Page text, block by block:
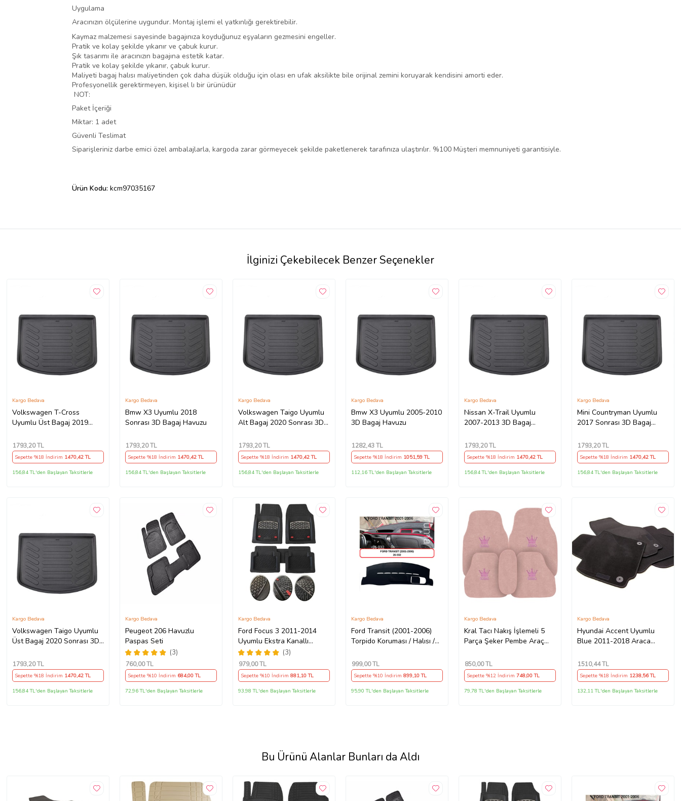
Uygulama
Aracınızın ölçülerine uygundur. Montaj işlemi el yatkınlığı gerektirebilir.
Kaymaz malzemesi sayesinde bagajınıza koyduğunuz eşyaların gezmesini engeller.
Pratik ve kolay şekilde yıkanır ve çabuk kurur.
Şık tasarımı ile aracınızın bagajına estetik katar.
Pratik ve kolay şekilde yıkanır, çabuk kurur.
Maliyeti bagaj halısı maliyetinden çok daha düşük olduğu için olası en ufak aksilikte bile orijinal zemini koruyarak kendisini amorti eder.
Profesyonellik gerektirmeyen, kişisel lı bir ürünüdür
NOT:
Paket İçeriği
Miktar: 1 adet
Güvenli Teslimat
Siparişleriniz darbe emici özel ambalajlarla, kargoda zarar görmeyecek şekilde paketlenerek tarafınıza ulaştırılır. %100 Müşteri memnuniyeti garantisiyle.
Ürün Kodu: kcm97035167
İlginizi Çekebilecek Benzer Seçenekler
Volkswagen T-Cross
Uyumlu Üst Bagaj 2019
Kargo Bedava
1793,20 TL
Sepette %18 İndirim 1470,42 TL
156,84 TL'den Başlayan Taksitlerle
Bmw X3 Uyumlu 2018
Sonrası 3D Bagaj Havuzu
Kargo Bedava
1793,20 TL
Sepette %18 İndirim 1470,42 TL
156,84 TL'den Başlayan Taksitlerle
Volkswagen Taigo Uyumlu
Alt Bagaj 2020 Sonrası 3D
Kargo Bedava
1793,20 TL
Sepette %18 İndirim 1470,42 TL
156,84 TL'den Başlayan Taksitlerle
Bmw X3 Uyumlu 2005-2010
3D Bagaj Havuzu
Kargo Bedava
1282,43 TL
Sepette %18 İndirim 1051,59 TL
112,16 TL'den Başlayan Taksitlerle
Nissan X-Trail Uyumlu
2007-2013 3D Bagaj
Kargo Bedava
1793,20 TL
Sepette %18 İndirim 1470,42 TL
156,84 TL'den Başlayan Taksitlerle
Mini Countryman Uyumlu
2017 Sonrası 3D Bagaj
Kargo Bedava
1793,20 TL
Sepette %18 İndirim 1470,42 TL
156,84 TL'den Başlayan Taksitlerle
Volkswagen Taigo Uyumlu
Üst Bagaj 2020 Sonrası 3D
Kargo Bedava
1793,20 TL
Sepette %18 İndirim 1470,42 TL
156,84 TL'den Başlayan Taksitlerle
Peugeot 206 Havuzlu
Paspas Seti
(3)
Kargo Bedava
760,00 TL
Sepette %10 İndirim 684,00 TL
72,96 TL'den Başlayan Taksitlerle
Ford Focus 3 2011-2014
Uyumlu Ekstra Kanallı
Havuzlu Paspas Seti Krom
Gümüş 4D
(3)
Kargo Bedava
979,00 TL
Sepette %10 İndirim 881,10 TL
93,98 TL'den Başlayan Taksitlerle
Ford Transit (2001-2006)
Torpido Koruması / Halısı /
Kargo Bedava
999,00 TL
Sepette %10 İndirim 899,10 TL
95,90 TL'den Başlayan Taksitlerle
Kral Tacı Nakış İşlemeli 5
Parça Şeker Pembe Araç
Kargo Bedava
850,00 TL
Sepette %12 İndirim748,00 TL
79,78 TL'den Başlayan Taksitlerle
Hyundai Accent Uyumlu
Blue 2011-2018 Araca
Kargo Bedava
1510,44 TL
Sepette %18 İndirim 1238,56 TL
132,11 TL'den Başlayan Taksitlerle
Bu Ürünü Alanlar Bunları da Aldı